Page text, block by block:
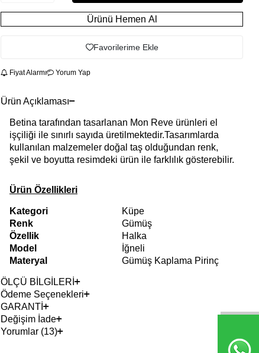
Ürünü Hemen Al
Favorilerime Ekle
Fiyat Alarmı Yorum Yap
Ürün Açıklaması
Betina tarafından tasarlanan Mon Reve ürünleri el
işçiliği ile sınırlı sayıda üretilmektedir.Tasarımlarda
kullanılan malzemeler doğal taş olduğundan renk,
şekil ve boyutta resimdeki ürün ile farklılık gösterebilir.
Ürün Özellikleri
Kategori
Küpe
Renk
Gümüş
Özellik
Halka
Model
İğneli
Materyal
Gümüş Kaplama Pirinç
ÖLÇÜ BİLGİLERİ
Ödeme Seçenekleri
GARANTİ
Değişim İade
Yorumlar (13)